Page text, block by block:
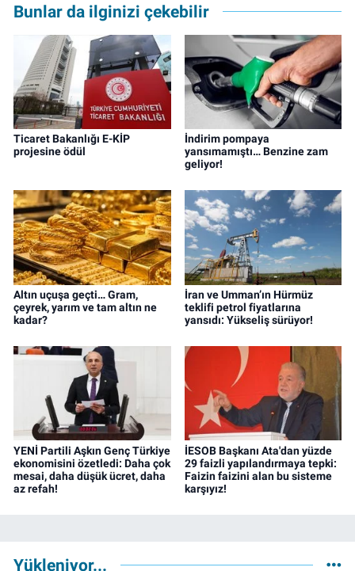
Bunlar da ilginizi çekebilir
Ticaret Bakanlığı E-KİP
projesine ödül
İndirim pompaya
yansımamıştı… Benzine zam
geliyor!
Altın uçuşa geçti… Gram,
çeyrek, yarım ve tam altın ne
kadar?
İran ve Umman’ın Hürmüz
teklifi petrol fiyatlarına
yansıdı: Yükseliş sürüyor!
YENİ Partili Aşkın Genç Türkiye
ekonomisini özetledi: Daha çok
mesai, daha düşük ücret, daha
az refah!
İESOB Başkanı Ata'dan yüzde
29 faizli yapılandırmaya tepki:
Faizin faizini alan bu sisteme
karşıyız!
Yükleniyor...